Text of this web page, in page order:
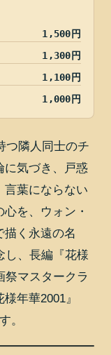
1,500円
1,300円
1,100円
1,000円
つ隣人同士のチ
に気づき、戸惑
言葉にならない
を、ウォン・
描く永遠の名
し、長編『花様
祭マスタークラ
年華2001』
。